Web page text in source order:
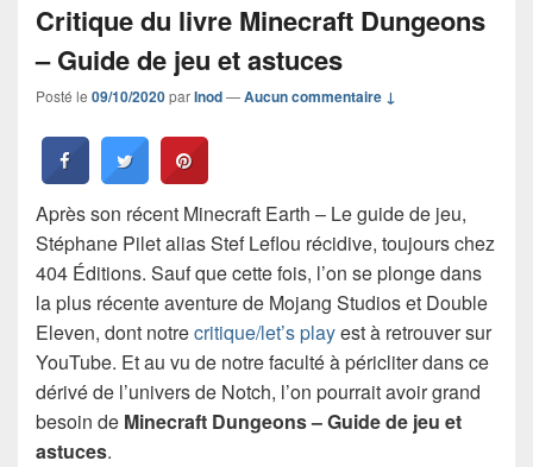
Critique du livre Minecraft Dungeons
– Guide de jeu et astuces
Posté le 09/10/2020parInod—Aucun commentaire ↓
Après son récent Minecraft Earth – Le guide de jeu,
Stéphane Pilet alias Stef Leflou récidive, toujours chez
404 Éditions. Sauf que cette fois, l’on se plonge dans
la plus récente aventure de Mojang Studios et Double
Eleven, dont notrecritique/let’s playest à retrouver sur
YouTube. Et au vu de notre faculté à péricliter dans ce
dérivé de l’univers de Notch, l’on pourrait avoir grand
besoin de Minecraft Dungeons – Guide de jeu et
astuces.